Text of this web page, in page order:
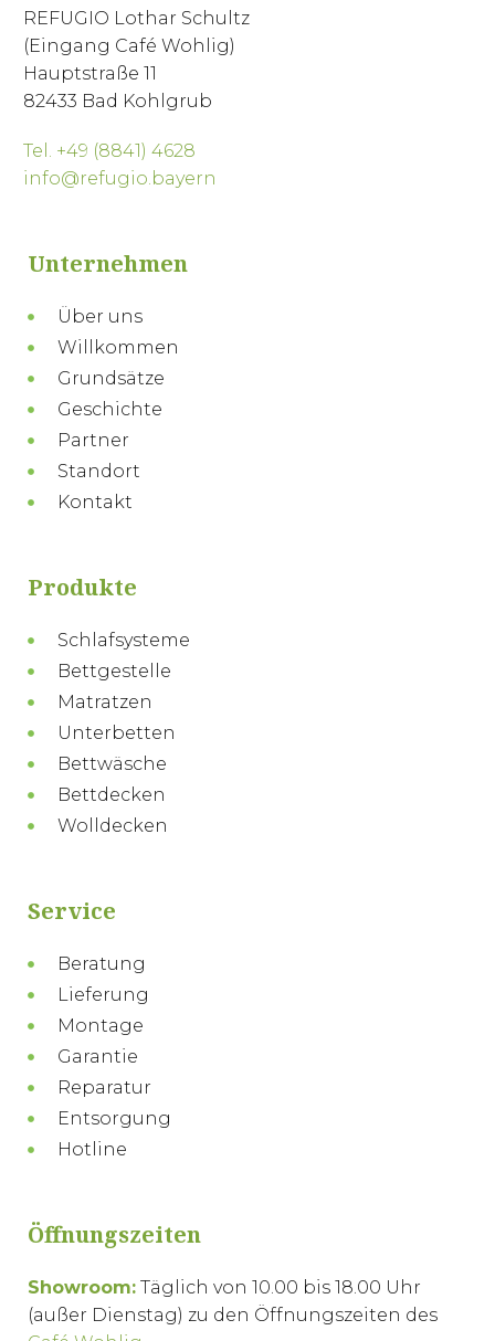
REFUGIO Lothar Schultz
(Eingang Café Wohlig)
Hauptstraße 11
82433 Bad Kohlgrub
Tel. +49 (8841) 4628
info@refugio.bayern
Unternehmen
Über uns
Willkommen
Grundsätze
Geschichte
Partner
Standort
Kontakt
Produkte
Schlafsysteme
Bettgestelle
Matratzen
Unterbetten
Bettwäsche
Bettdecken
Wolldecken
Service
Beratung
Lieferung
Montage
Garantie
Reparatur
Entsorgung
Hotline
Öffnungszeiten
Showroom: Täglich von 10.00 bis 18.00 Uhr
(außer Dienstag) zu den Öffnungszeiten des